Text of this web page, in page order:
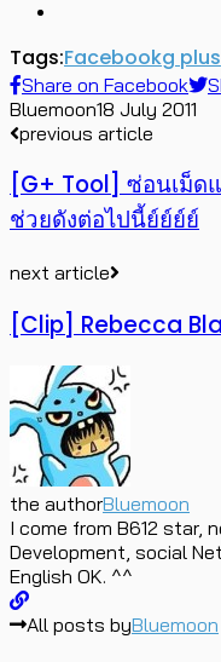
Tags:Facebookg plus
Share on Facebook
Bluemoon18 July 2011
previous article
[G+ Tool] ซ่อนเม็ด
ช่วยดังต่อไปนี้ย์ย์ย์ย์
next article
[Clip] Rebecca
the authorBluemoon
I come from B612 star,
Development, social
English OK. ^^
All posts byBluemoon